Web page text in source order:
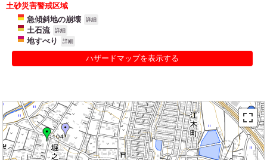
土砂災害警戒区域
急傾斜地の崩壊
詳細
土石流 詳細
地すべり 詳細
ハザードマップを表示する